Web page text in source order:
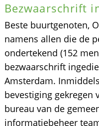
Bezwaarschrift
Beste buurtgenoten,
namens allen die de
ondertekend (152
bezwaarschrift
Amsterdam.
bevestiging gekregen
bureau van de
informatiebeheer